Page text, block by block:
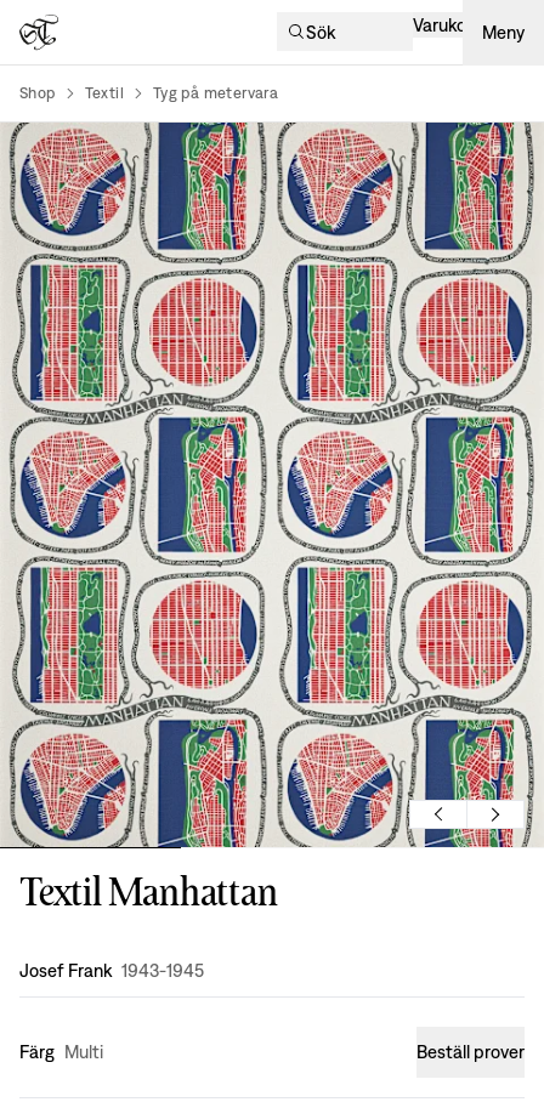
Sök Varukorg Meny
Shop Textil Tyg på metervara
Textil Manhattan
Formgivning
Josef Frank 1943-1945
Färg Multi Beställ prover